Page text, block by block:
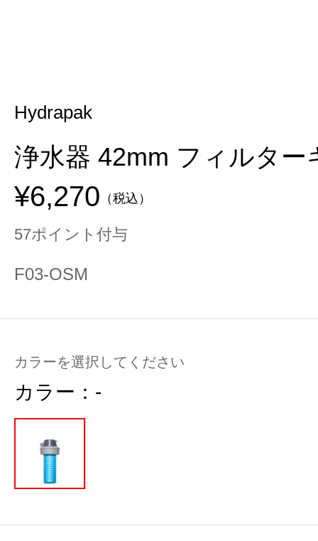
Hydrapak
浄水器 42mm フィルター
¥6,270 （税込）
57ポイント付与
F03-OSM
カラーを選択してください
カラー： -